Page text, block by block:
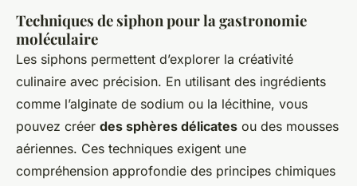
Techniques de siphon pour la gastronomie
moléculaire
Les siphons permettent d’explorer la créativité
culinaire avec précision. En utilisant des ingrédients
comme l’alginate de sodium ou la lécithine, vous
pouvez créer des sphères délicates ou des mousses
aériennes. Ces techniques exigent une
compréhension approfondie des principes chimiques